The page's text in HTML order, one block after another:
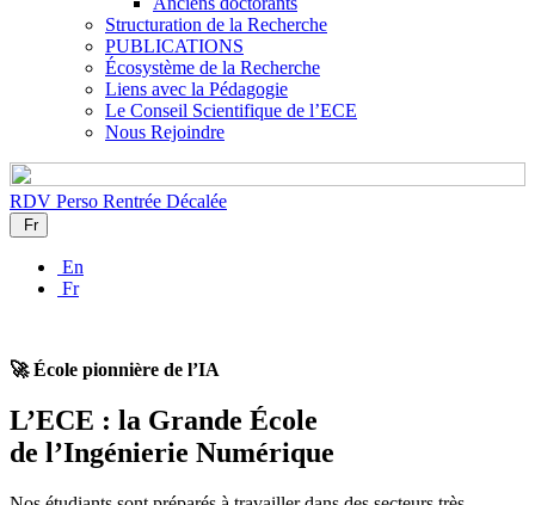
Structuration de la Recherche
PUBLICATIONS
Écosystème de la Recherche
Liens avec la Pédagogie
Le Conseil Scientifique de l’ECE
Nous Rejoindre
RDV Perso Rentrée Décalée
Fr
En
Fr
🚀 École pionnière de l’IA
L’ECE : la Grande École
de l’Ingénierie Numérique